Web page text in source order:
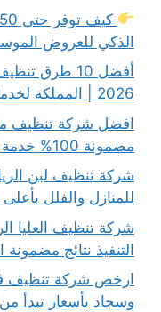
الذكي للعروض
أفضل 10 طرق
2026 | المملكة لخدمات التنظيف
افضل شركة تنظيف
مضمونة 100% خدمة 24 ساعة احجز الان
شركة تنظيف لبن
للمنازل والفلل
التنفيذ نتائج مضمونة
ارخص شركة تنظيف
وسجاد بأسعار تبدأ من 99 ريال